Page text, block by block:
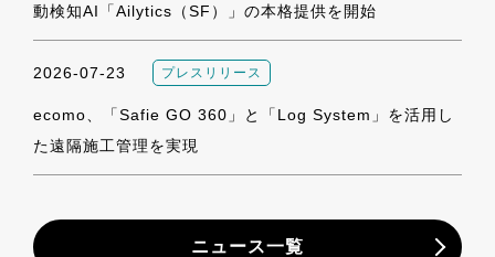
動検知AI「Ailytics（SF）」の本格提供を開始
2026-07-23 プレスリリース
ecomo、「Safie GO 360」と「Log System」を活用し
た遠隔施工管理を実現
ニュース一覧